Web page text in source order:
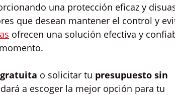
una protección eficaz y
que desean mantener el control y
ofrecen una solución efectiva y
o solicitar tu presupuesto sin
a escoger la mejor opción para tu